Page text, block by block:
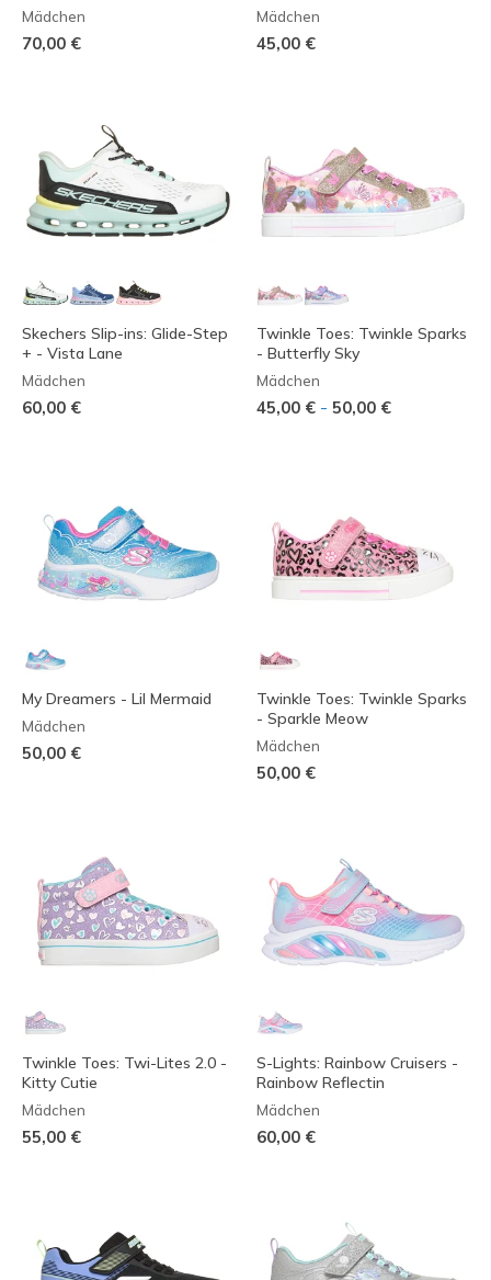
Mädchen
70,00 €
Mädchen
45,00 €
Skechers Slip-ins: Glide-Step
+ - Vista Lane
Mädchen
60,00 €
Twinkle Toes: Twinkle Sparks
- Butterfly Sky
Mädchen
45,00 € - 50,00 €
My Dreamers - Lil Mermaid
Mädchen
50,00 €
Twinkle Toes: Twinkle Sparks
- Sparkle Meow
Mädchen
50,00 €
Twinkle Toes: Twi-Lites 2.0 -
Kitty Cutie
Mädchen
55,00 €
S-Lights: Rainbow Cruisers -
Rainbow Reflectin
Mädchen
60,00 €